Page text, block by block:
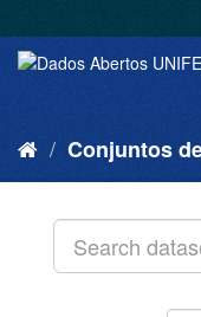
Conjuntos